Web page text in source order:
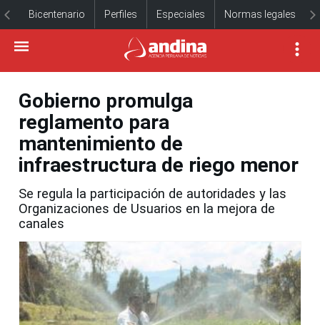
Bicentenario Perfiles Especiales Normas legales
Gobierno promulga
reglamento para
mantenimiento de
infraestructura de riego menor
Se regula la participación de autoridades y las
Organizaciones de Usuarios en la mejora de
canales